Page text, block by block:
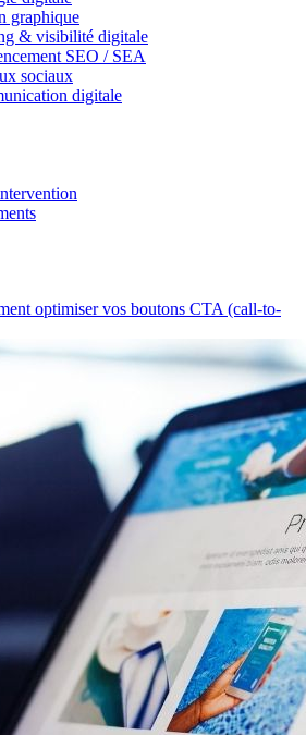
graphique
& visibilité digitale
SEO / SEA
sociaux
digitale
optimiser vos boutons CTA (call-to-